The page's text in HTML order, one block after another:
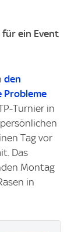
ein Event
den
Probleme
Turnier in
Tag vor
Das
Montag
in